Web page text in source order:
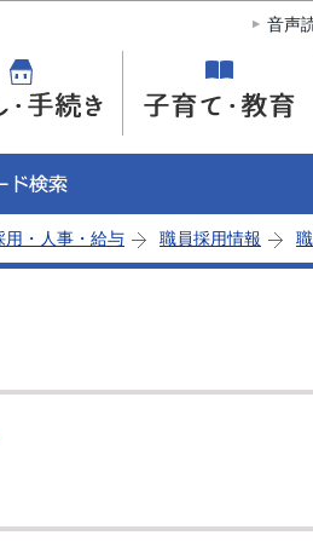
このページの本文へ移動
音声
用・人事・給与 職員採用情報